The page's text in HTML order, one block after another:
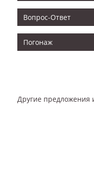
Вопрос-Ответ
Погонаж
Другие предложения